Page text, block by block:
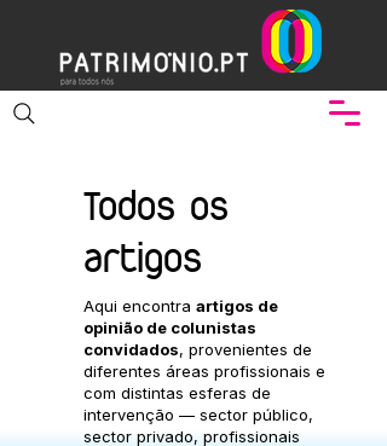
Todos os
artigos
Aqui encontra artigos de
opinião de colunistas
convidados, provenientes de
diferentes áreas profissionais e
com distintas esferas de
intervenção — sector público,
sector privado, profissionais